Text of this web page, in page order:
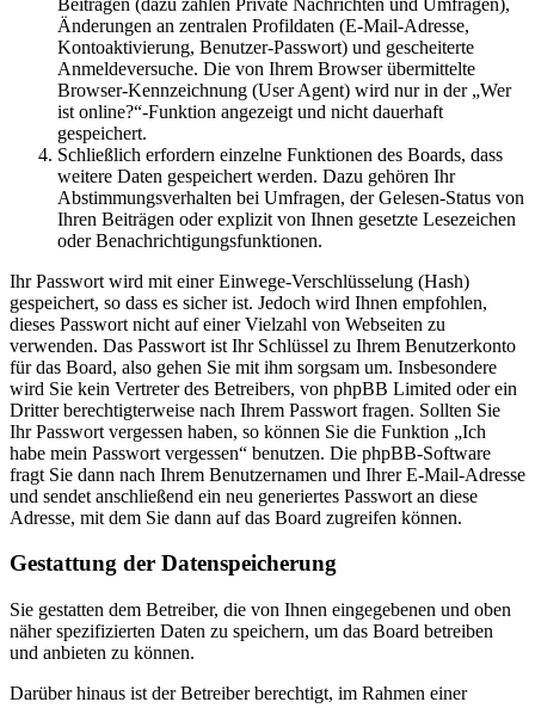
Änderungen an zentralen Profildaten (E-Mail-Adresse,
Kontoaktivierung, Benutzer-Passwort) und gescheiterte
Anmeldeversuche. Die von Ihrem Browser übermittelte
Browser-Kennzeichnung (User Agent) wird nur in der „Wer
ist online?“-Funktion angezeigt und nicht dauerhaft
gespeichert.
Schließlich erfordern einzelne Funktionen des Boards, dass
weitere Daten gespeichert werden. Dazu gehören Ihr
Abstimmungsverhalten bei Umfragen, der Gelesen-Status von
Ihren Beiträgen oder explizit von Ihnen gesetzte Lesezeichen
oder Benachrichtigungsfunktionen.
Ihr Passwort wird mit einer Einwege-Verschlüsselung (Hash)
gespeichert, so dass es sicher ist. Jedoch wird Ihnen empfohlen,
dieses Passwort nicht auf einer Vielzahl von Webseiten zu
verwenden. Das Passwort ist Ihr Schlüssel zu Ihrem Benutzerkonto
für das Board, also gehen Sie mit ihm sorgsam um. Insbesondere
wird Sie kein Vertreter des Betreibers, von phpBB Limited oder ein
Dritter berechtigterweise nach Ihrem Passwort fragen. Sollten Sie
Ihr Passwort vergessen haben, so können Sie die Funktion „Ich
habe mein Passwort vergessen“ benutzen. Die phpBB-Software
fragt Sie dann nach Ihrem Benutzernamen und Ihrer E-Mail-Adresse
und sendet anschließend ein neu generiertes Passwort an diese
Adresse, mit dem Sie dann auf das Board zugreifen können.
Gestattung der Datenspeicherung
Sie gestatten dem Betreiber, die von Ihnen eingegebenen und oben
näher spezifizierten Daten zu speichern, um das Board betreiben
und anbieten zu können.
Darüber hinaus ist der Betreiber berechtigt, im Rahmen einer